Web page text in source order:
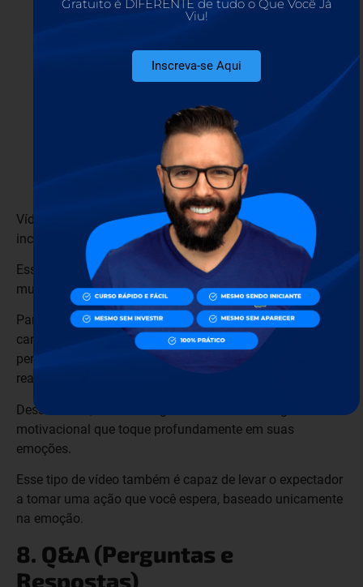
Vídeos motivacionais são aqueles com frases de
incentivo e que são bastante compartilhados.
Esse tipo de vídeo faz muito sucesso e é capaz de gerar
muito alcance.
Para criar um vídeo motivacional e ter sucesso no seu
canal do YouTube, você precisa conhecer bem a sua
persona, identificar sua dor ou o que ela mais deseja
realizar.
Dessa forma, você consegue criar uma mensagem
motivacional que toque profundamente em suas
emoções.
Esse tipo de vídeo também é capaz de levar o expectador
a tomar uma ação que você espera, baseado unicamente
na emoção.
8. Q&A (Perguntas e
Respostas)
Gratuito é DIFERENTE de tudo o Que Você Já
Viu!
Inscreva-se Aqui